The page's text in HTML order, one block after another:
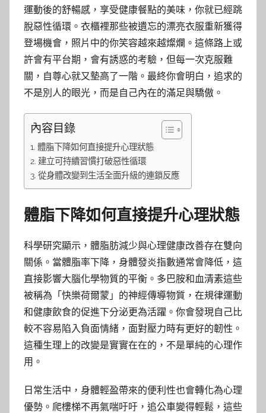
運動後的舒暢感，享受健康餐點的美味，你就已經跳
脫惡性循環。衣櫃裡那些被遺忘的漂亮衣服重新獲得
登場機會，照片中的你笑容越來越燦爛。這條路上或
許會有平台期，會有誘惑的考驗，但每一次克服難
關，自尊心就又墊高了一階。最終你會明白，追求的
不是別人的眼光，而是自己內在的滿足與驕傲。
內容目錄
體脂下降如何直接提升心理狀態
建立可持續習慣打破惡性循環
從身體改變到生活全面升級的連鎖反應
體脂下降如何直接提升心理狀態
科學研究顯示，體脂肪減少與心理健康改善存在雙向
關係。當體脂率下降，身體發炎指數通常會降低，這
直接影響大腦化學物質的平衡。多巴胺和血清素這些
被稱為「快樂荷爾蒙」的神經傳導物質，在規律運動
和健康飲食的促進下分泌更為活躍。你會發現自己比
較不容易陷入負面情緒，面對壓力時有更好的韌性。
這種生理上的改變是實實在在的，不是單純的心理作
用。
日常生活中，身體輕盈帶來的便利性也會轉化為心理
優勢。爬樓梯不再氣喘吁吁，追公車變得輕鬆，這些